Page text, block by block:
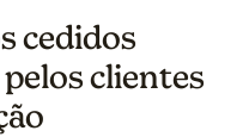
cedidos
clientes